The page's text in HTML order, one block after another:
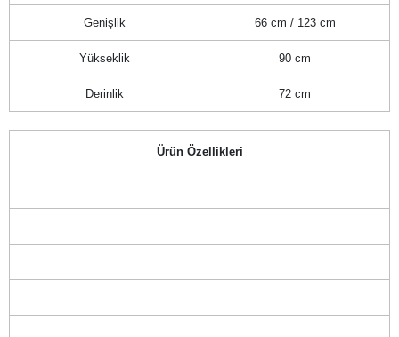
Genişlik 66 cm / 123 cm
Yükseklik 90 cm
Derinlik 72 cm
Ürün Özellikleri